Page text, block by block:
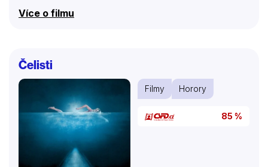
Více o filmu
Čelisti
Filmy Horory
85 %